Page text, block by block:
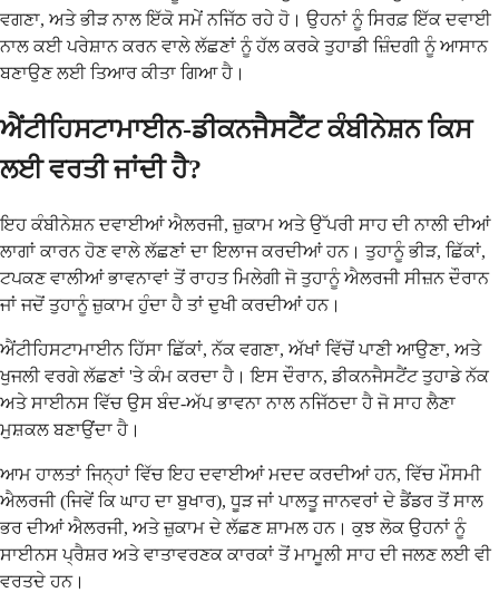
ਵਗਣਾ, ਅਤੇ ਭੀੜ ਨਾਲ ਇੱਕੋ ਸਮੇਂ ਨਜਿੱਠ ਰਹੇ ਹੋ। ਉਹਨਾਂ ਨੂੰ ਸਿਰਫ਼ ਇੱਕ ਦਵਾਈ
ਨਾਲ ਕਈ ਪਰੇਸ਼ਾਨ ਕਰਨ ਵਾਲੇ ਲੱਛਣਾਂ ਨੂੰ ਹੱਲ ਕਰਕੇ ਤੁਹਾਡੀ ਜ਼ਿੰਦਗੀ ਨੂੰ ਆਸਾਨ
ਬਣਾਉਣ ਲਈ ਤਿਆਰ ਕੀਤਾ ਗਿਆ ਹੈ।
ਐਂਟੀਹਿਸਟਾਮਾਈਨ-ਡੀਕਨਜੈਸਟੈਂਟ ਕੰਬੀਨੇਸ਼ਨ ਕਿਸ
ਲਈ ਵਰਤੀ ਜਾਂਦੀ ਹੈ?
ਇਹ ਕੰਬੀਨੇਸ਼ਨ ਦਵਾਈਆਂ ਐਲਰਜੀ, ਜ਼ੁਕਾਮ ਅਤੇ ਉੱਪਰੀ ਸਾਹ ਦੀ ਨਾਲੀ ਦੀਆਂ
ਲਾਗਾਂ ਕਾਰਨ ਹੋਣ ਵਾਲੇ ਲੱਛਣਾਂ ਦਾ ਇਲਾਜ ਕਰਦੀਆਂ ਹਨ। ਤੁਹਾਨੂੰ ਭੀੜ, ਛਿੱਕਾਂ,
ਟਪਕਣ ਵਾਲੀਆਂ ਭਾਵਨਾਵਾਂ ਤੋਂ ਰਾਹਤ ਮਿਲੇਗੀ ਜੋ ਤੁਹਾਨੂੰ ਐਲਰਜੀ ਸੀਜ਼ਨ ਦੌਰਾਨ
ਜਾਂ ਜਦੋਂ ਤੁਹਾਨੂੰ ਜ਼ੁਕਾਮ ਹੁੰਦਾ ਹੈ ਤਾਂ ਦੁਖੀ ਕਰਦੀਆਂ ਹਨ।
ਐਂਟੀਹਿਸਟਾਮਾਈਨ ਹਿੱਸਾ ਛਿੱਕਾਂ, ਨੱਕ ਵਗਣਾ, ਅੱਖਾਂ ਵਿੱਚੋਂ ਪਾਣੀ ਆਉਣਾ, ਅਤੇ
ਖੁਜਲੀ ਵਰਗੇ ਲੱਛਣਾਂ 'ਤੇ ਕੰਮ ਕਰਦਾ ਹੈ। ਇਸ ਦੌਰਾਨ, ਡੀਕਨਜੈਸਟੈਂਟ ਤੁਹਾਡੇ ਨੱਕ
ਅਤੇ ਸਾਈਨਸ ਵਿੱਚ ਉਸ ਬੰਦ-ਅੱਪ ਭਾਵਨਾ ਨਾਲ ਨਜਿੱਠਦਾ ਹੈ ਜੋ ਸਾਹ ਲੈਣਾ
ਮੁਸ਼ਕਲ ਬਣਾਉਂਦਾ ਹੈ।
ਆਮ ਹਾਲਤਾਂ ਜਿਨ੍ਹਾਂ ਵਿੱਚ ਇਹ ਦਵਾਈਆਂ ਮਦਦ ਕਰਦੀਆਂ ਹਨ, ਵਿੱਚ ਮੌਸਮੀ
ਐਲਰਜੀ (ਜਿਵੇਂ ਕਿ ਘਾਹ ਦਾ ਬੁਖਾਰ), ਧੂੜ ਜਾਂ ਪਾਲਤੂ ਜਾਨਵਰਾਂ ਦੇ ਡੈਂਡਰ ਤੋਂ ਸਾਲ
ਭਰ ਦੀਆਂ ਐਲਰਜੀ, ਅਤੇ ਜ਼ੁਕਾਮ ਦੇ ਲੱਛਣ ਸ਼ਾਮਲ ਹਨ। ਕੁਝ ਲੋਕ ਉਹਨਾਂ ਨੂੰ
ਸਾਈਨਸ ਪ੍ਰੈਸ਼ਰ ਅਤੇ ਵਾਤਾਵਰਣਕ ਕਾਰਕਾਂ ਤੋਂ ਮਾਮੂਲੀ ਸਾਹ ਦੀ ਜਲਣ ਲਈ ਵੀ
ਵਰਤਦੇ ਹਨ।